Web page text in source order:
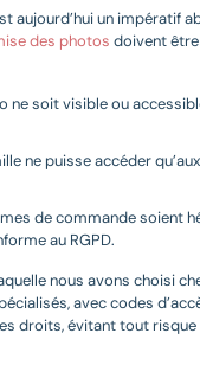
aujourd’hui un impératif
des photos doivent
ne soit visible ou
ne puisse accéder
de commande soient
au RGPD.
nous avons choisi
avec codes
droits, évitant tout risque